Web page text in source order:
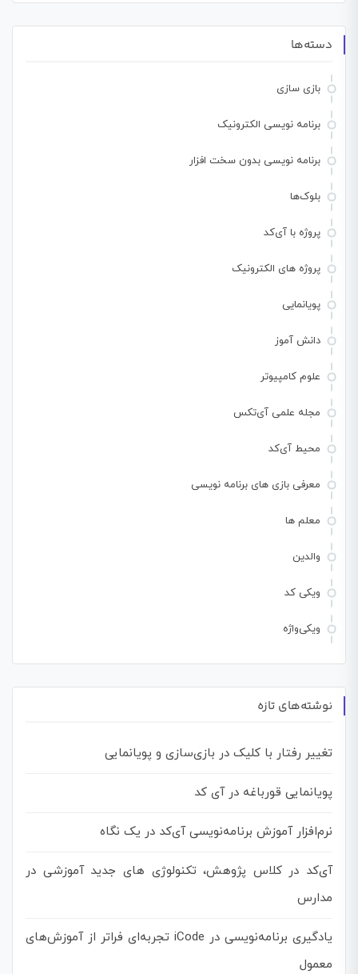
دسته‌ها
بازی سازی
برنامه نویسی الکترونیک
برنامه نویسی بدون سخت افزار
بلوک‌ها
پروژه با آی‌کد
پروژه های الکترونیک
پویانمایی
دانش آموز
علوم کامپیوتر
مجله علمی آی‌تکس
محیط آی‌کد
معرفی بازی های برنامه نویسی
معلم ها
والدین
ویکی کد
ویکی‌واژه
نوشته‌های تازه
تغییر رفتار با کلیک در بازی‌سازی و پویانمایی
پویانمایی قورباغه در آی کد
نرم‌افزار آموزش برنامه‌نویسی آی‌کد در یک نگاه
آی‌کد در کلاس پژوهش، تکنولوژی های جدید آموزشی در
مدارس
یادگیری برنامه‌نویسی در iCode تجربه‌ای فراتر از آموزش‌های
معمول